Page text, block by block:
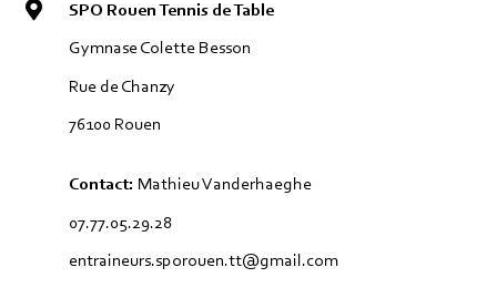
SPO Rouen Tennis de Table
Gymnase Colette Besson
Rue de Chanzy
76100 Rouen
Contact: Mathieu Vanderhaeghe
07.77.05.29.28
entraineurs.sporouen.tt@gmail.com